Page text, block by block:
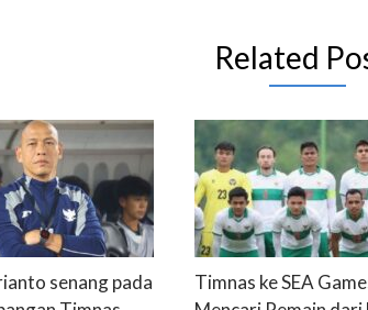
Related
senang pada
Timnas ke SEA